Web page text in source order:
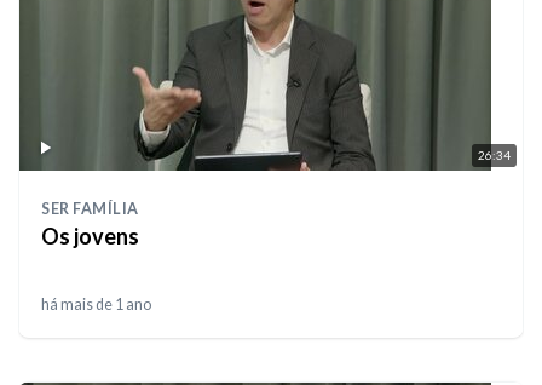
26:34
SER FAMÍLIA
Os jovens
há mais de 1 ano